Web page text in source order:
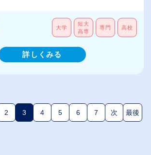
大学
短大
高専
専門 高校
詳しくみる
2 3(現在のページ)
4 5 6 7 次 最後